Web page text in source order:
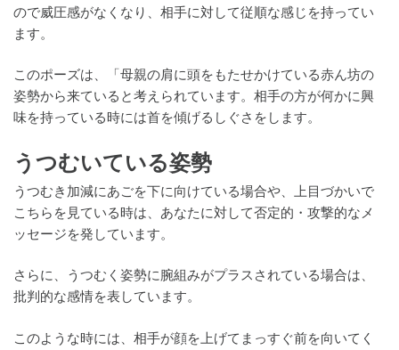
ので威圧感がなくなり、相手に対して従順な感じを持ってい
ます。
このポーズは、「母親の肩に頭をもたせかけている赤ん坊の
姿勢から来ていると考えられています。相手の方が何かに興
味を持っている時には首を傾げるしぐさをします。
うつむいている姿勢
うつむき加減にあごを下に向けている場合や、上目づかいで
こちらを見ている時は、あなたに対して否定的・攻撃的なメ
ッセージを発しています。
さらに、うつむく姿勢に腕組みがプラスされている場合は、
批判的な感情を表しています。
このような時には、相手が顔を上げてまっすぐ前を向いてく